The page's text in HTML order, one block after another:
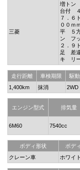
三菱
増ト
台付
７．６
００ｍ
平 ５
ン フ
２．９
足 差
キ リ
走行距離 車検期限 駆
1,400km
抹消 2WD
エンジン型式 排気量
6M60 7540cc
ボディ形状 ボデ
クレーン車
ホワイト